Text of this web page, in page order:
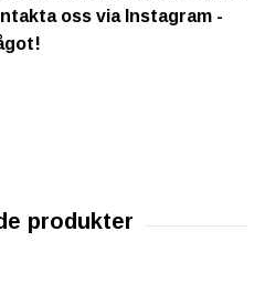
oss via Instagram -